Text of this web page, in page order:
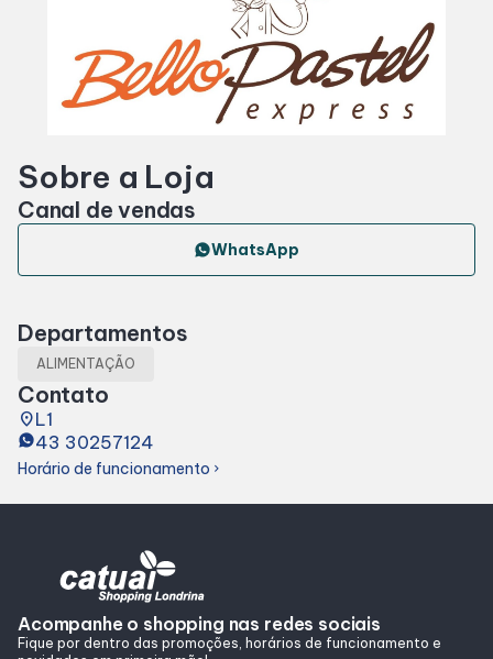
Cinema
Lojas e Restaurantes
Lojas
Alimentação
Programa de Benefícios
Sobre a Loja
Canal de vendas
WhatsApp
Departamentos
ALIMENTAÇÃO
Contato
placeL1
43 30257124
Horário de funcionamento chevron_right
Acompanhe o shopping nas redes sociais
Fique por dentro das promoções, horários de funcionamento e